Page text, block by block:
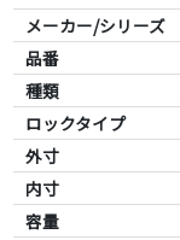
メーカー/シリーズ
品番
種類
ロックタイプ
外寸
内寸
容量